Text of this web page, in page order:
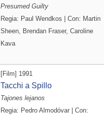
Presumed Guilty
Regia: Paul Wendkos | Con: Martin
Sheen, Brendan Fraser, Caroline
Kava
[Film] 1991
Tacchi a Spillo
Tajones lejanos
Regia: Pedro Almodóvar | Con: